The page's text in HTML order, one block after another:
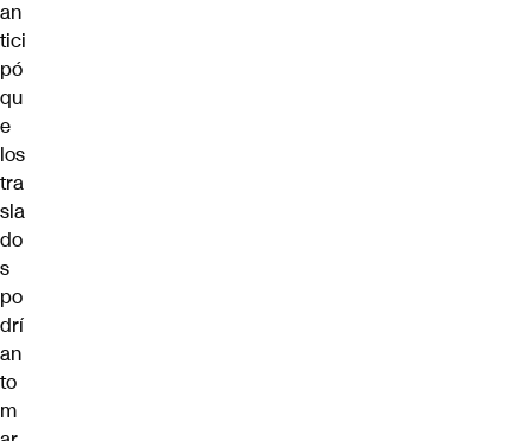
an
tici
pó
qu
e
los
tra
sla
do
s
po
drí
an
to
m